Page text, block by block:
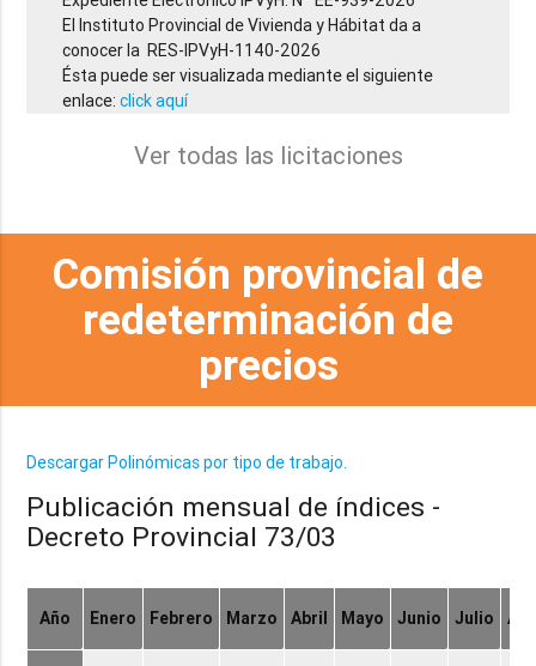
El Instituto Provincial de Vivienda y Hábitat da a
conocer la RES-IPVyH-1140-2026
Ésta puede ser visualizada mediante el siguiente
enlace:click aquí
Ver todas las licitaciones
Comisión provincial de
redeterminación de
precios
Descargar Polinómicas por tipo de trabajo.
Publicación mensual de índices -
Decreto Provincial 73/03
Año Enero Febrero Marzo Abril Mayo Junio Julio